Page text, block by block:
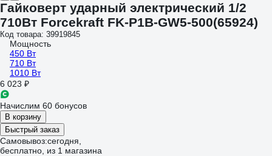
Гайковерт ударный электрический 1/2
710Вт Forcekraft FK-P1B-GW5-500(65924)
Код товара: 39919845
Мощность
450 Вт
710 Вт
1010 Вт
6 023 ₽
Начислим 60 бонусов
В корзину
Быстрый заказ
Самовывоз:сегодня,
бесплатно , из 1 магазина